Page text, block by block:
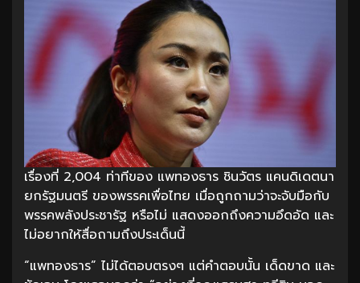
เรื่องที่ 2,004 ท่าทีของ แพทองธาร ชินวัตร แคนดิเดตนา
ยกรัฐมนตรี ของพรรคเพื่อไทย เมื่อถูกถามว่าจะจับมือกับ
พรรคพลังประชารัฐ หรือไม่ แสดงออกถึงความอึดอัด และ
ไม่อยากให้สื่อถามถึงประเด็นนี้
“แพทองธาร” ไม่ได้ตอบตรงๆ แต่คำตอบนั้น เด็ดขาด และ